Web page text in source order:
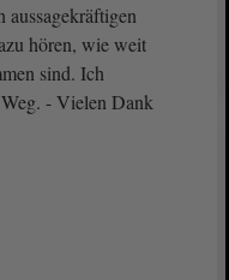
hören, wie weit
sind. Ich
- Vielen Dank